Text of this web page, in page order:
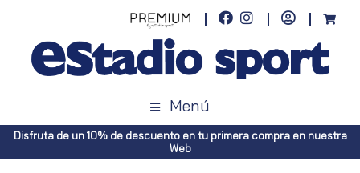
Menú
Disfruta de un 10% de descuento en tu primera compra en nuestra
Web